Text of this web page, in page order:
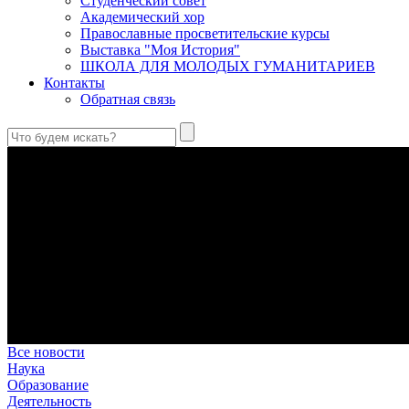
Академический хор
Православные просветительские курсы
Выставка "Моя История"
ШКОЛА ДЛЯ МОЛОДЫХ ГУМАНИТАРИЕВ
Контакты
Обратная связь
Все новости
Наука
Образование
Деятельность